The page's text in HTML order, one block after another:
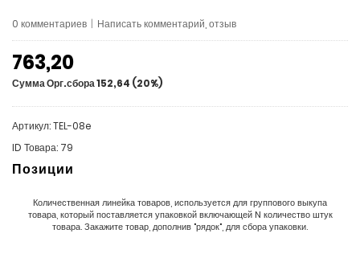
0 комментариев | Написать комментарий, отзыв
763,20
Сумма Орг.сбора 152,64 (20%)
Артикул: TEL-08e
ID Товара: 79
Позиции
Количественная линейка товаров, используется для группового выкупа
товара, который поставляется упаковкой включающей N количество штук
товара. Закажите товар, дополнив "рядок", для сбора упаковки.